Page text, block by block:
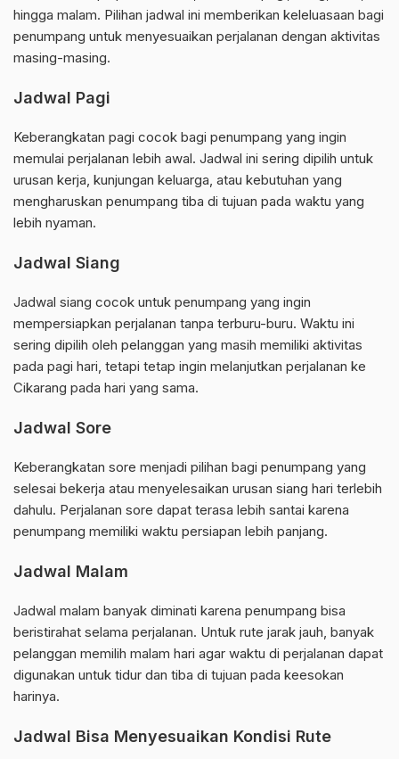
hingga malam. Pilihan jadwal ini memberikan keleluasaan bagi
penumpang untuk menyesuaikan perjalanan dengan aktivitas
masing-masing.
Jadwal Pagi
Keberangkatan pagi cocok bagi penumpang yang ingin
memulai perjalanan lebih awal. Jadwal ini sering dipilih untuk
urusan kerja, kunjungan keluarga, atau kebutuhan yang
mengharuskan penumpang tiba di tujuan pada waktu yang
lebih nyaman.
Jadwal Siang
Jadwal siang cocok untuk penumpang yang ingin
mempersiapkan perjalanan tanpa terburu-buru. Waktu ini
sering dipilih oleh pelanggan yang masih memiliki aktivitas
pada pagi hari, tetapi tetap ingin melanjutkan perjalanan ke
Cikarang pada hari yang sama.
Jadwal Sore
Keberangkatan sore menjadi pilihan bagi penumpang yang
selesai bekerja atau menyelesaikan urusan siang hari terlebih
dahulu. Perjalanan sore dapat terasa lebih santai karena
penumpang memiliki waktu persiapan lebih panjang.
Jadwal Malam
Jadwal malam banyak diminati karena penumpang bisa
beristirahat selama perjalanan. Untuk rute jarak jauh, banyak
pelanggan memilih malam hari agar waktu di perjalanan dapat
digunakan untuk tidur dan tiba di tujuan pada keesokan
harinya.
Jadwal Bisa Menyesuaikan Kondisi Rute